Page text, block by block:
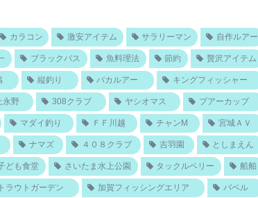
カラコン 激安アイテム サラリーマン 自作ルアー
ブラックバス 魚料理法 節約 贅沢アイテム
縦釣り バカルアー キングフィッシャー
永野 308クラブ ヤシオマス プアーカップ
マダイ釣り ＦＦ川越 チャンM 宮城ＡＶ
ナマズ ４０８クラブ 吉羽園 としまえん
ども食堂 さいたま水上公園 タックルベリー 船舶
ラウトガーデン 加賀フィッシングエリア バベル